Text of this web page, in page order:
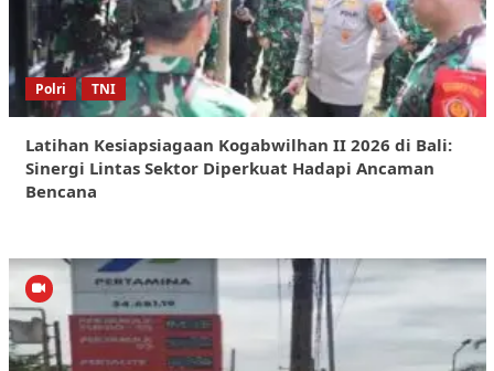
Polri TNI
Latihan Kesiapsiagaan Kogabwilhan II 2026 di Bali:
Sinergi Lintas Sektor Diperkuat Hadapi Ancaman
Bencana